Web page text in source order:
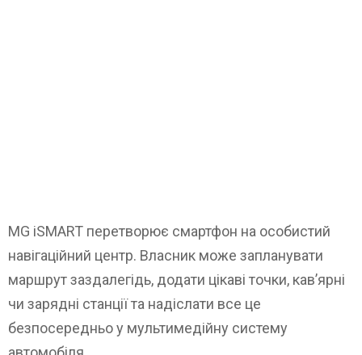
MG iSMART перетворює смартфон на особистий
навігаційний центр. Власник може запланувати
маршрут заздалегідь, додати цікаві точки, кав’ярні
чи зарядні станції та надіслати все це
безпосередньо у мультимедійну систему